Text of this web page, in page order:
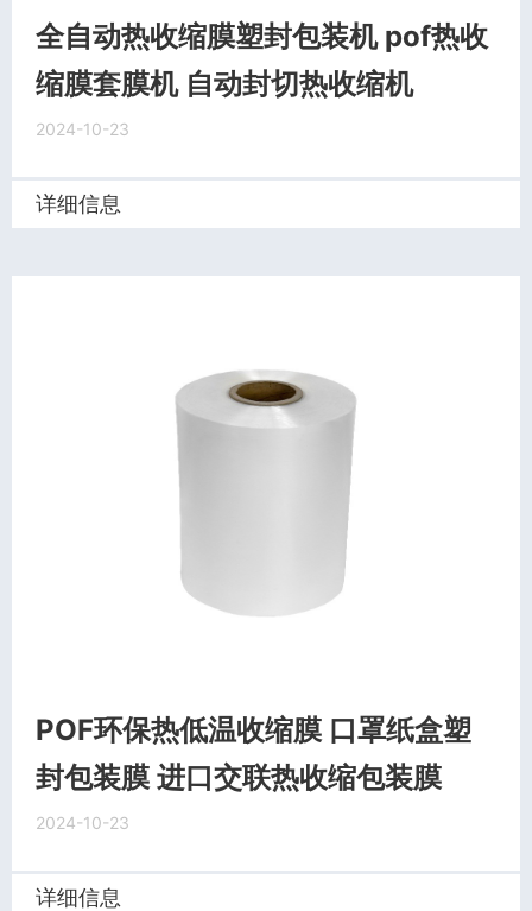
全自动热收缩膜塑封包装机 pof热收
缩膜套膜机 自动封切热收缩机
2024-10-23
详细信息
POF环保热低温收缩膜 口罩纸盒塑
封包装膜 进口交联热收缩包装膜
2024-10-23
详细信息